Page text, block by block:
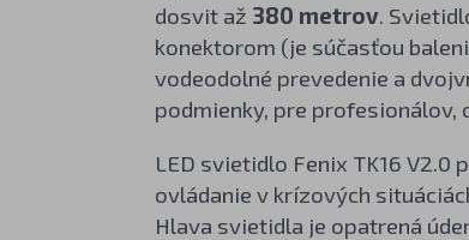
dosvit až 380 metrov.
konektorom (je súčasťou
vodeodolné prevedenie a
podmienky, pre
LED svietidlo Fenix TK16 V2.0
ovládanie v krízových
Hlava svietidla je opatrená